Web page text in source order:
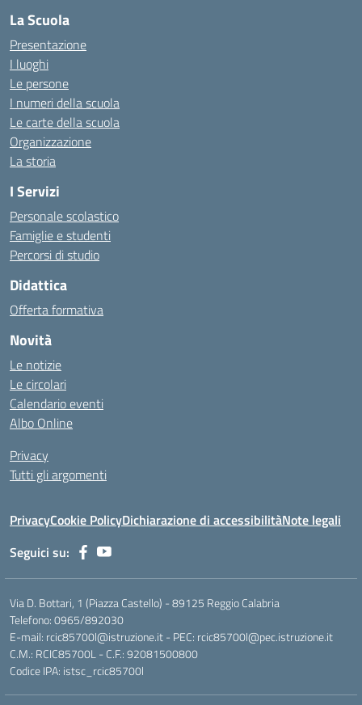
La Scuola
Presentazione
I luoghi
Le persone
I numeri della scuola
Le carte della scuola
Organizzazione
La storia
I Servizi
Personale scolastico
Famiglie e studenti
Percorsi di studio
Didattica
Offerta formativa
Novità
Le notizie
Le circolari
Calendario eventi
Albo Online
Privacy
Tutti gli argomenti
PrivacyCookie PolicyDichiarazione di accessibilitàNote legali
Seguici su:
Via D. Bottari, 1 (Piazza Castello) - 89125 Reggio Calabria
Telefono: 0965/892030
E-mail: rcic85700l@istruzione.it - PEC: rcic85700l@pec.istruzione.it
C.M.: RCIC85700L - C.F.: 92081500800
Codice IPA: istsc_rcic85700l